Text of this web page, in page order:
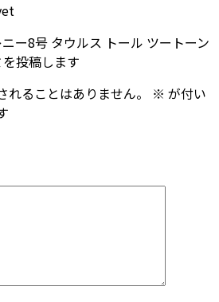
ー8号 タウルス トール ツートーン
投稿します
ることはありません。
※ が付い